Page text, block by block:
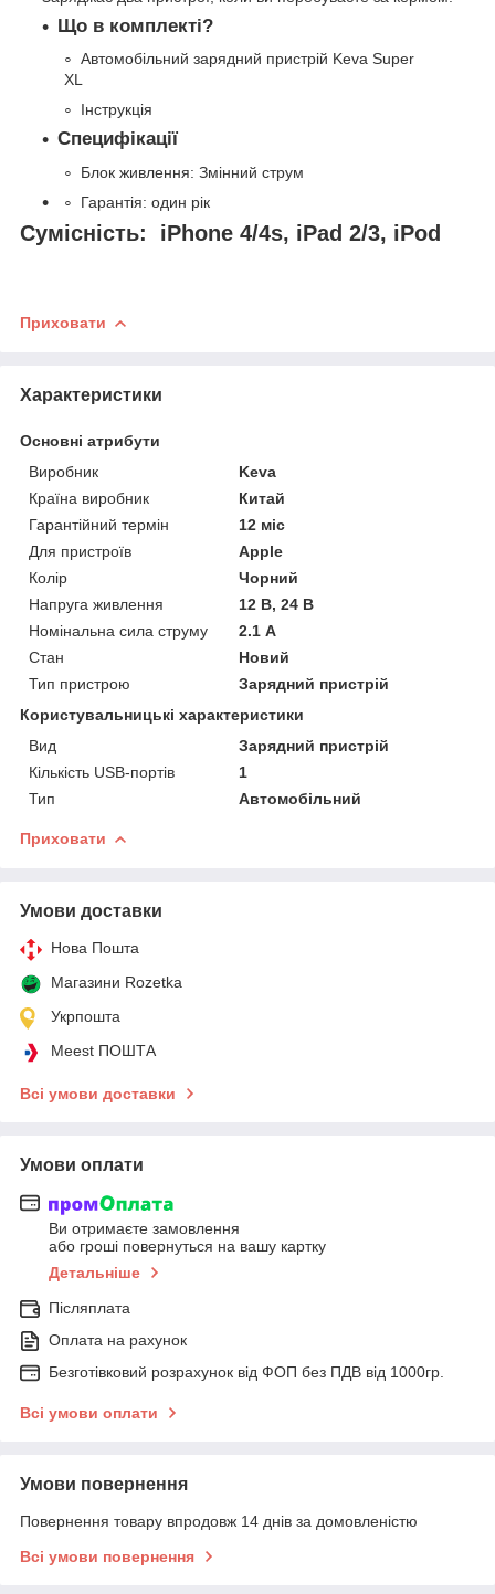
Що в комплекті?
Автомобільний зарядний пристрій Keva Super
XL
Інструкція
Специфікації
Блок живлення: Змінний струм
Гарантія: один рік
Сумісність: iPhone 4/4s, iPad 2/3, iPod
Приховати
Характеристики
Основні атрибути
Виробник
Keva
Країна виробник
Китай
Гарантійний термін
12 міс
Для пристроїв
Apple
Колір
Чорний
Напруга живлення
12 В, 24 В
Номінальна сила струму
2.1 А
Стан
Новий
Тип пристрою
Зарядний пристрій
Користувальницькі характеристики
Вид
Зарядний пристрій
Кількість USB-портів
1
Тип
Автомобільний
Приховати
Умови доставки
Нова Пошта
Магазини Rozetka
Укрпошта
Meest ПОШТА
Всі умови доставки
Умови оплати
Ви отримаєте замовлення
або гроші повернуться на вашу картку
Детальніше
Післяплата
Оплата на рахунок
Безготівковий розрахунок від ФОП без ПДВ від 1000гр.
Всі умови оплати
Умови повернення
Повернення товару впродовж 14 днів за домовленістю
Всі умови повернення